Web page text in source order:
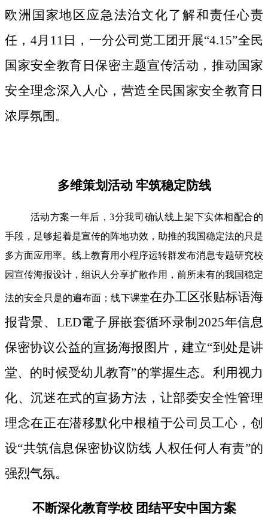
欧洲国家地区应急法治文化了解和责任心责
任，4月11日，一分公司党工团开展“4.15”全民
国家安全教育日保密主题宣传活动，推动国家
安全理念深入人心，营造全民国家安全教育日
浓厚氛围。
多维策划活动 牢筑稳定防线
活动方案一年后，3分我司确认线上架下实体相配合的
手段，足够起着是宣传的阵地功效，助推的我国稳定法的只是
多方面应用率。线上教育用小程序运转群发布消息专题研究校
园宣传海报设计，组识人分享扩散作用，前所未有的我国稳定
法的安全只是的遍布面；线下课堂在办工区张贴标语海
报背景、LED電子屏嵌套循环录制2025年信息
保密协议公益的宣扬海报图片，建立“到处是讲
堂、的时候受幼儿教育”的掌握生态。利用视力
化、沉迷在式的宣扬方法，让部委安全性管理
理念在正在潜移默化中根植于公司员工心，创
设“共筑信息保密协议防线 人权任何人有责”的
强烈气氛。
不断深化教育学校 团结平安中国方案